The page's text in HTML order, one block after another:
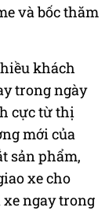
và bốc thăm
khách
trong ngày
cực từ thị
mới của
sản phẩm,
xe cho
ngay trong